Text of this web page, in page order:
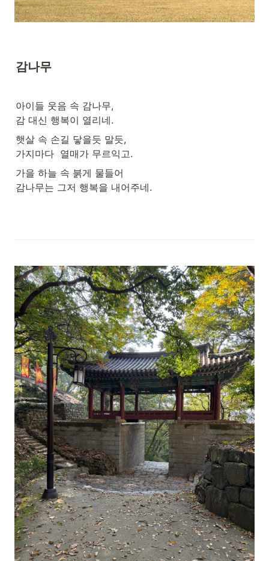
감나무
아이들 웃음 속 감나무,
감 대신 행복이 열리네.
햇살 속 손길 닿을듯 말듯,
가지마다  열매가 무르익고.
가을 하늘 속 붉게 물들어
감나무는 그저 행복을 내어주네.